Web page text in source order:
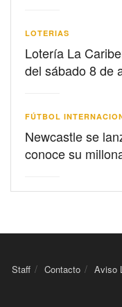
LOTERIAS
Lotería La
del sábado 8 de
FÚTBOL
Newcastle se
conoce su
Staff Contacto Aviso